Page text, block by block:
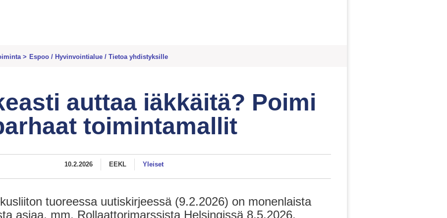
> Espoo / Hyvinvointialue /Tietoa yhdistyksille
auttaa iäkkäitä? Poimi
toimintamallit
10.2.2026 EEKL Yleiset
tuoreessa uutiskirjeessä (9.2.2026) on monenlaista
asiaa, mm. Rollaattorimarssista Helsingissä 8.5.2026.